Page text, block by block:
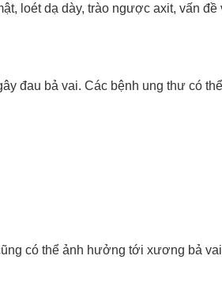
loét dạ dày, trào ngược axit, vấn
đau bả vai. Các bệnh ung thư có
có thể ảnh hưởng tới xương bả